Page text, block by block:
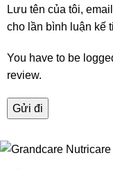
Lưu tên của tôi,
cho lần bình luận kế
You have to be
review.